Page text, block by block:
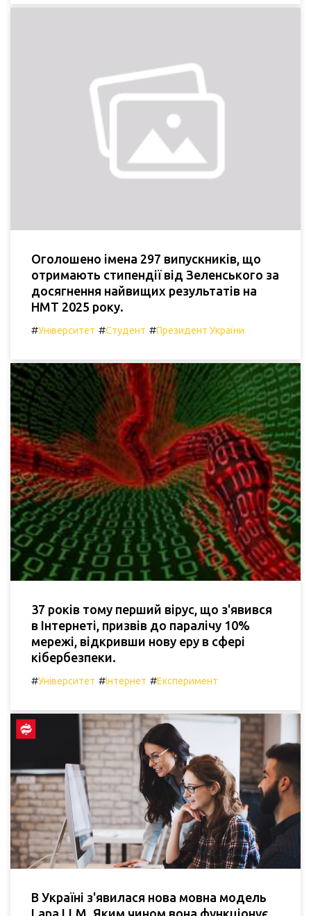
Оголошено імена 297 випускників, що
отримають стипендії від Зеленського за
досягнення найвищих результатів на
НМТ 2025 року.
#Університет #Студент #Президент України
37 років тому перший вірус, що з'явився
в Інтернеті, призвів до паралічу 10%
мережі, відкривши нову еру в сфері
кібербезпеки.
#Університет #Інтернет #Експеримент
В Україні з'явилася нова мовна модель